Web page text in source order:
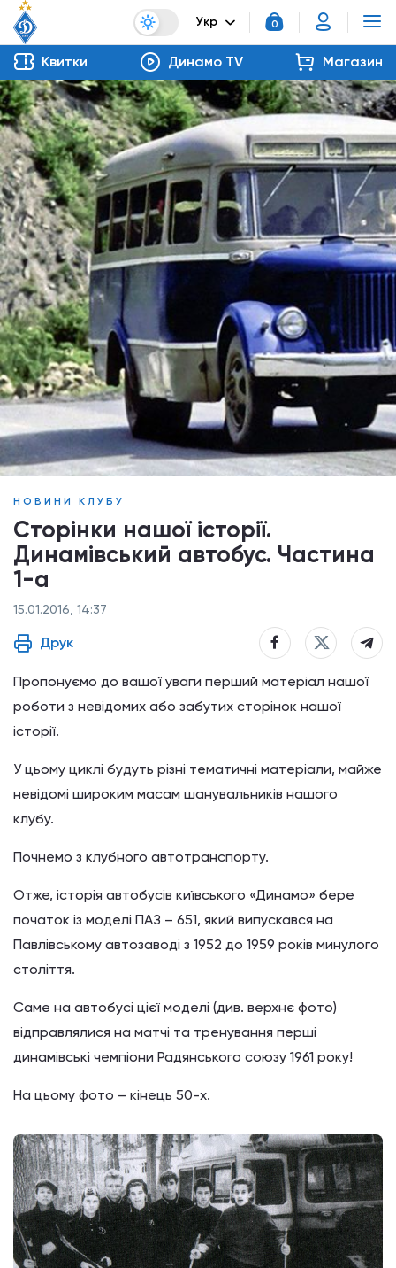
Укр 0
Квитки Динамо TV Магазин
НОВИНИ КЛУБУ
Сторінки нашої історії.
Динамівський автобус. Частина
1-а
15.01.2016, 14:37
Друк
Пропонуємо до вашої уваги перший матеріал нашої
роботи з невідомих або забутих сторінок нашої
історії.
У цьому циклі будуть різні тематичні матеріали, майже
невідомі широким масам шанувальників нашого
клубу.
Почнемо з клубного автотранспорту.
Отже, історія автобусів київського «Динамо» бере
початок із моделі ПАЗ – 651, який випускався на
Павлівському автозаводі з 1952 до 1959 років минулого
століття.
Саме на автобусі цієї моделі (див. верхнє фото)
відправлялися на матчі та тренування перші
динамівські чемпіони Радянського союзу 1961 року!
На цьому фото – кінець 50-х.